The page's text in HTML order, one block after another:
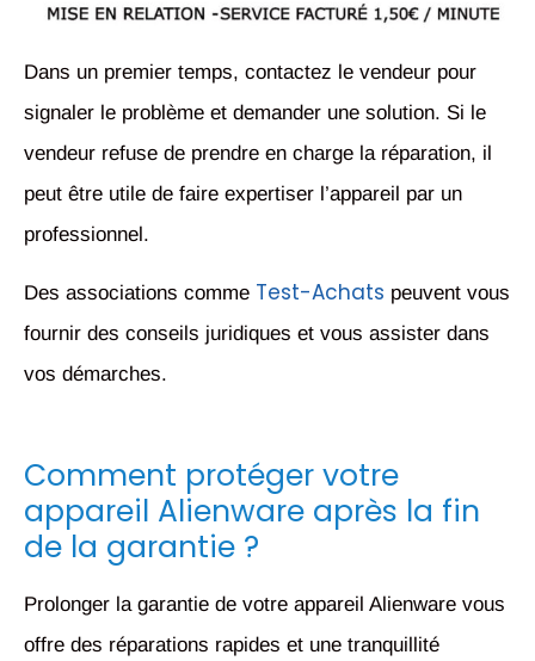
Dans un premier temps, contactez le vendeur pour
signaler le problème et demander une solution. Si le
vendeur refuse de prendre en charge la réparation, il
peut être utile de faire expertiser l’appareil par un
professionnel.
Des associations comme Test-Achats peuvent vous
fournir des conseils juridiques et vous assister dans
vos démarches.
Comment protéger votre
appareil Alienware après la fin
de la garantie ?
Prolonger la garantie de votre appareil Alienware vous
offre des réparations rapides et une tranquillité